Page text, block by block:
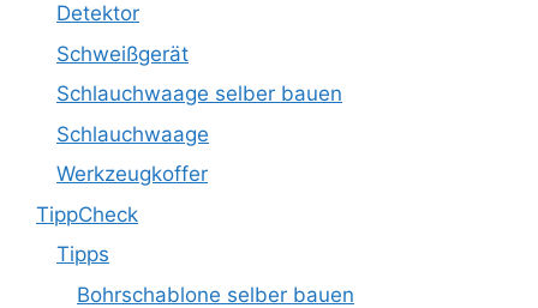
Detektor
Schweißgerät
Schlauchwaage selber bauen
Schlauchwaage
Werkzeugkoffer
TippCheck
Tipps
Bohrschablone selber bauen